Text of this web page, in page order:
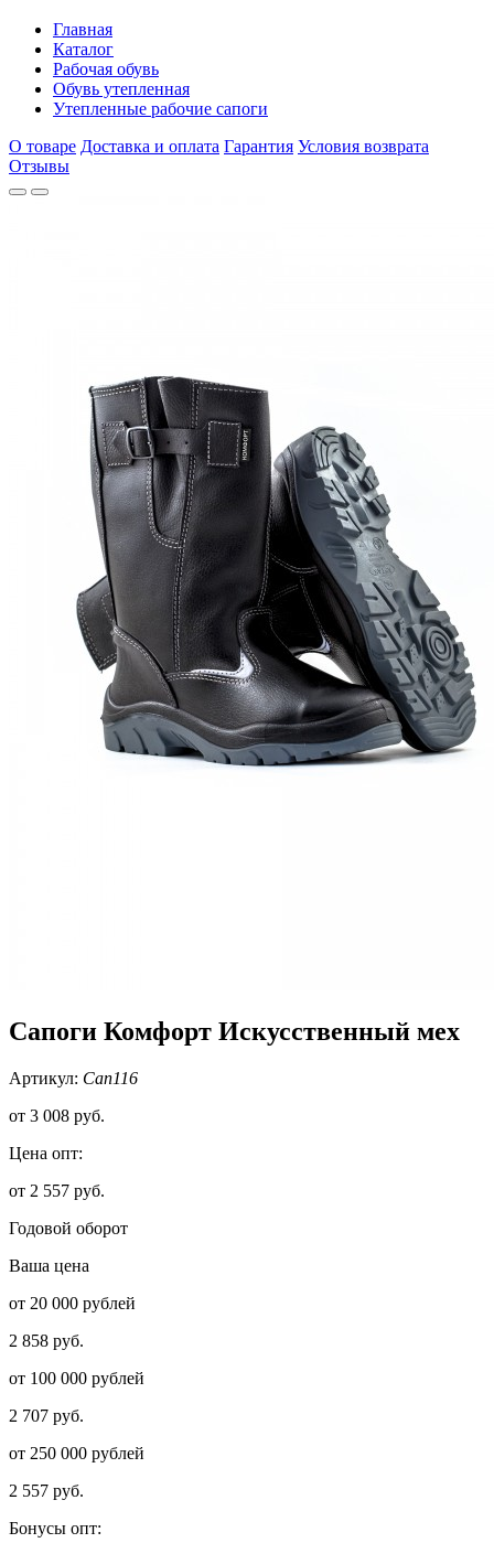
Главная
Каталог
Рабочая обувь
Обувь утепленная
Утепленные рабочие сапоги
О товаре Доставка и оплата Гарантия Условия возврата
Отзывы
Сапоги Комфорт Искусственный мех
Артикул: Сап116
от 3 008 руб.
Цена опт:
от 2 557 руб.
Годовой оборот
Ваша цена
от 20 000 рублей
2 858 руб.
от 100 000 рублей
2 707 руб.
от 250 000 рублей
2 557 руб.
Бонусы опт: